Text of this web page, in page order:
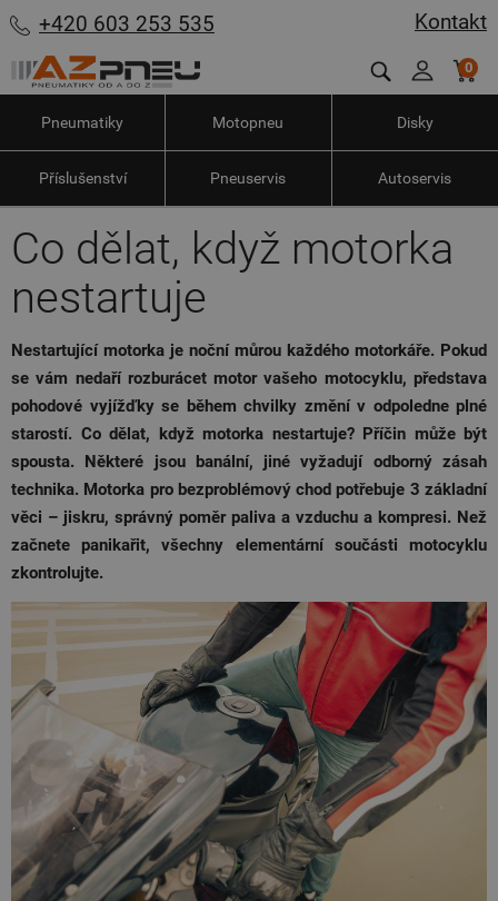
Kontakt
+420 603 253 535
0
Pneumatiky Motopneu Disky
Příslušenství Pneuservis Autoservis
Co dělat, když motorka
nestartuje
Nestartující motorka je noční můrou každého motorkáře. Pokud
se vám nedaří rozburácet motor vašeho motocyklu, představa
pohodové vyjížďky se během chvilky změní v odpoledne plné
starostí. Co dělat, když motorka nestartuje? Příčin může být
spousta. Některé jsou banální, jiné vyžadují odborný zásah
technika. Motorka pro bezproblémový chod potřebuje 3 základní
věci – jiskru, správný poměr paliva a vzduchu a kompresi. Než
začnete panikařit, všechny elementární součásti motocyklu
zkontrolujte.